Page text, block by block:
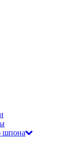
шпона